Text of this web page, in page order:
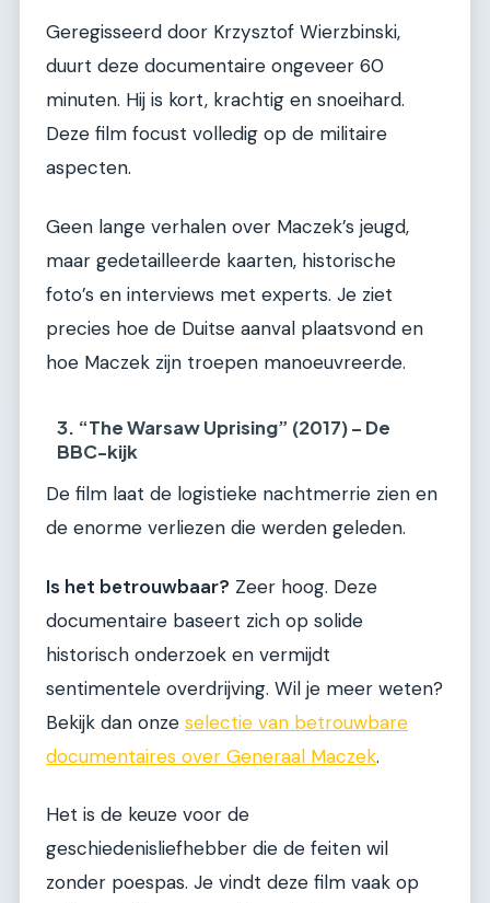
Geregisseerd door Krzysztof Wierzbinski,
duurt deze documentaire ongeveer 60
minuten. Hij is kort, krachtig en snoeihard.
Deze film focust volledig op de militaire
aspecten.
Geen lange verhalen over Maczek’s jeugd,
maar gedetailleerde kaarten, historische
foto’s en interviews met experts. Je ziet
precies hoe de Duitse aanval plaatsvond en
hoe Maczek zijn troepen manoeuvreerde.
3. “The Warsaw Uprising” (2017) – De
BBC-kijk
De film laat de logistieke nachtmerrie zien en
de enorme verliezen die werden geleden.
Is het betrouwbaar? Zeer hoog. Deze
documentaire baseert zich op solide
historisch onderzoek en vermijdt
sentimentele overdrijving. Wil je meer weten?
Bekijk dan onze selectie van betrouwbare
documentaires over Generaal Maczek.
Het is de keuze voor de
geschiedenisliefhebber die de feiten wil
zonder poespas. Je vindt deze film vaak op